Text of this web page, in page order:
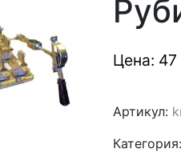
Цена: 47
Артикул:
Категория: